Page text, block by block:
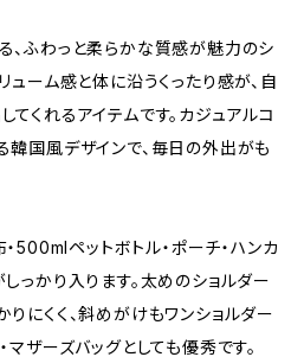
、ふわっと柔らかな質感が魅力のシ
ューム感と体に沿うくったり感が、自
くれるアイテムです。カジュアルコ
韓国風デザインで、毎日の外出がも
500mlペットボトル・ポーチ・ハンカ
っかり入ります。太めのショルダー
にくく、斜めがけもワンショルダー
マザーズバッグとしても優秀です。